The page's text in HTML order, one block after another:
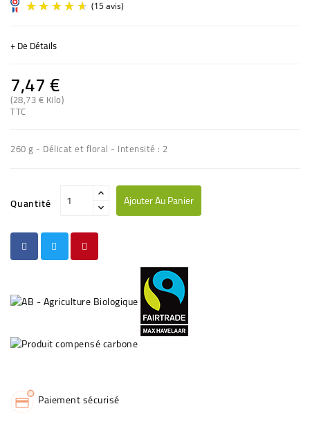
+ De Détails
7,47 €
(28,73 € Kilo)
TTC
260 g - Délicat et floral - Intensité : 2
Quantité Ajouter Au Panier
Paiement sécurisé